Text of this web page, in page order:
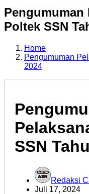
Pengumuman
Poltek SSN
Home
Pengumuman
2024
SSN
Redaksi
Juli 17, 2024